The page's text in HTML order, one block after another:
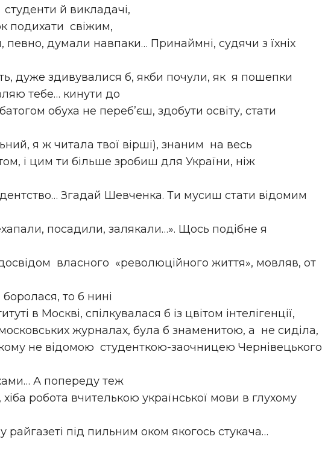
й викладачі,
подихати свіжим,
певно, думали навпаки… Принаймні, судячи з їхніх
дуже здивувалися б, якби почули, як я пошепки
тебе… кинути до
обуха не переб’єш, здобути освіту, стати
я ж читала твої вірші), знаним на весь
і цим ти більше зробиш для України, ніж
Згадай Шевченка. Ти мусиш стати відомим
посадили, залякали…». Щось подібне я
власного «революційного життя», мовляв, от
то б нині
в Москві, спілкувалася б із цвітом інтелігенції,
журналах, була б знаменитою, а не сиділа,
не відомою студенткою-заочницею Чернівецького
А попереду теж
хіба робота вчителькою української мови в глухому
райгазеті під пильним оком якогось стукача…